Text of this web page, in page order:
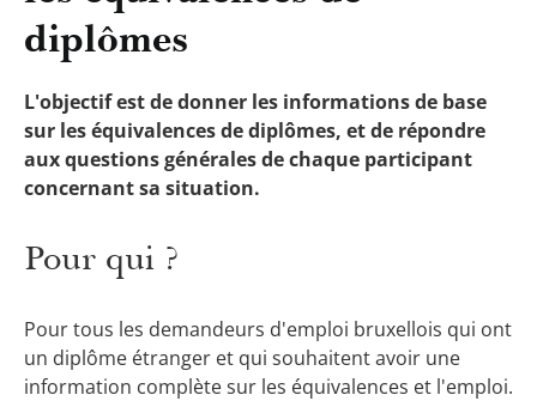
diplômes
L'objectif est de donner les informations de base
sur les équivalences de diplômes, et de répondre
aux questions générales de chaque participant
concernant sa situation.
Pour qui ?
Pour tous les demandeurs d'emploi bruxellois qui ont
un diplôme étranger et qui souhaitent avoir une
information complète sur les équivalences et l'emploi.